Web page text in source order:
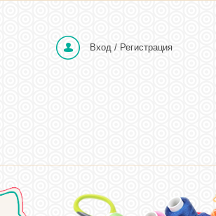
Вход / Регистрация